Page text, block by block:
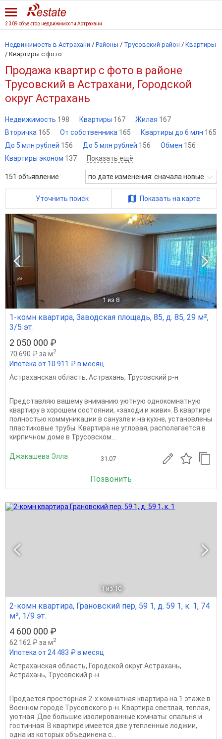
2 309 объектов недвижимости Астрахани
Недвижимость в Астрахани / Районы / Трусовский район / Квартиры
/ Квартиры с фото
Продажа квартир с фото в районе
Трусовский в Астрахани, Городской
округ Астрахань
Недвижимость 198 Квартиры 167 Жилая 167
Вторичка 165 От собственника 165 Квартиры до 6 млн 165
До 5 млн рублей 156 До 5 млн рублей 156 Обмен 156
Квартиры эконом 137 Показать ещё
151 объявление по дате изменения: сначала новые
Уточнить поиск Показать на карте
1 из 8
1-комн квартира, Заводская площадь, 85, д. 85, 29 м²,
3/5 эт.
2 050 000 ₽
70 690 ₽ за м2
Ипотека от 10 911 ₽ в месяц
Астраханская область, Астрахань, Трусовский р-н
Представляю вашему вниманию уютную однокомнатную
квартиру в хорошем состоянии, «заходи и живи». В квартире
полностью коммуникации в санузле и на кухне, установлены
пластиковые трубы. Квартира не угловая, располагается в
кирпичном доме в Трусовском...
Джакашева Элла 31.07
Позвонить
1 из 10
2-комн квартира, Грановский пер, 59 1, д. 59 1, к. 1, 74
м², 1/9 эт.
4 600 000 ₽
62 162 ₽ за м2
Ипотека от 24 483 ₽ в месяц
Астраханская область, Городской округ Астрахань,
Астрахань, Трусовский р-н
Продается просторная 2-х комнатная квартира на 1 этаже в
Военном городе Трусовского р-н. Квартира светлая, теплая,
уютная. Две большие изолированные комнаты: спальня и
гостинная. В квартире имеется две утепленные лоджии,
одна из которых объединена с...